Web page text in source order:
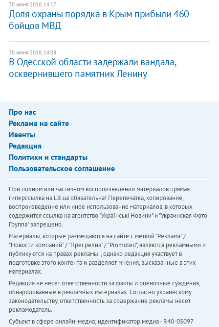
30 июня 2010, 14:17
Доля охраны порядка в Крым прибыли 460
бойцов МВД
30 июня 2010, 14:08
В Одесской области задержали вандала,
осквернившего памятник Ленину
Про нас
Реклама на сайте
Ивенты
Редакция
Политики и стандарты
Пользовательское соглашение
При полном или частичном воспроизведении материалов прямая
гиперссылка на LB.ua обязательна! Перепечатка, копирование,
воспроизведение или иное использование материалов, в которых
содержится ссылка на агентство "Українськi Новини" и "Украинская Фото
Группа" запрещено.
Материалы, которые размещаются на сайте с меткой "Реклама" /
"Новости компаний" / "Пресрелиз" / "Promoted", являются рекламными и
публикуются на правах рекламы. , однако редакция участвует в
подготовке этого контента и разделяет мнения, высказанные в этих
материалах.
Редакция не несет ответственности за факты и оценочные суждения,
обнародованные в рекламных материалах. Согласно украинскому
законодательству, ответственность за содержание рекламы несет
рекламодатель.
Субъект в сфере онлайн-медиа; идентификатор медиа - R40-05097